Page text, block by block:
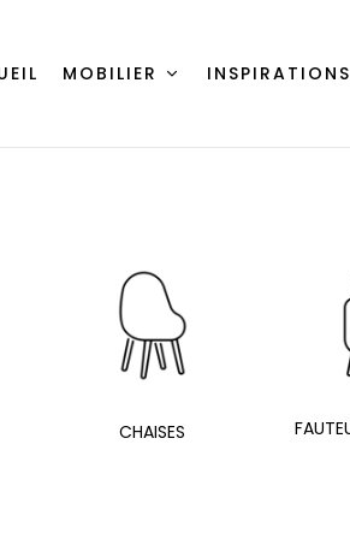
MOBILIER INSPIRATIONS
CHAISES